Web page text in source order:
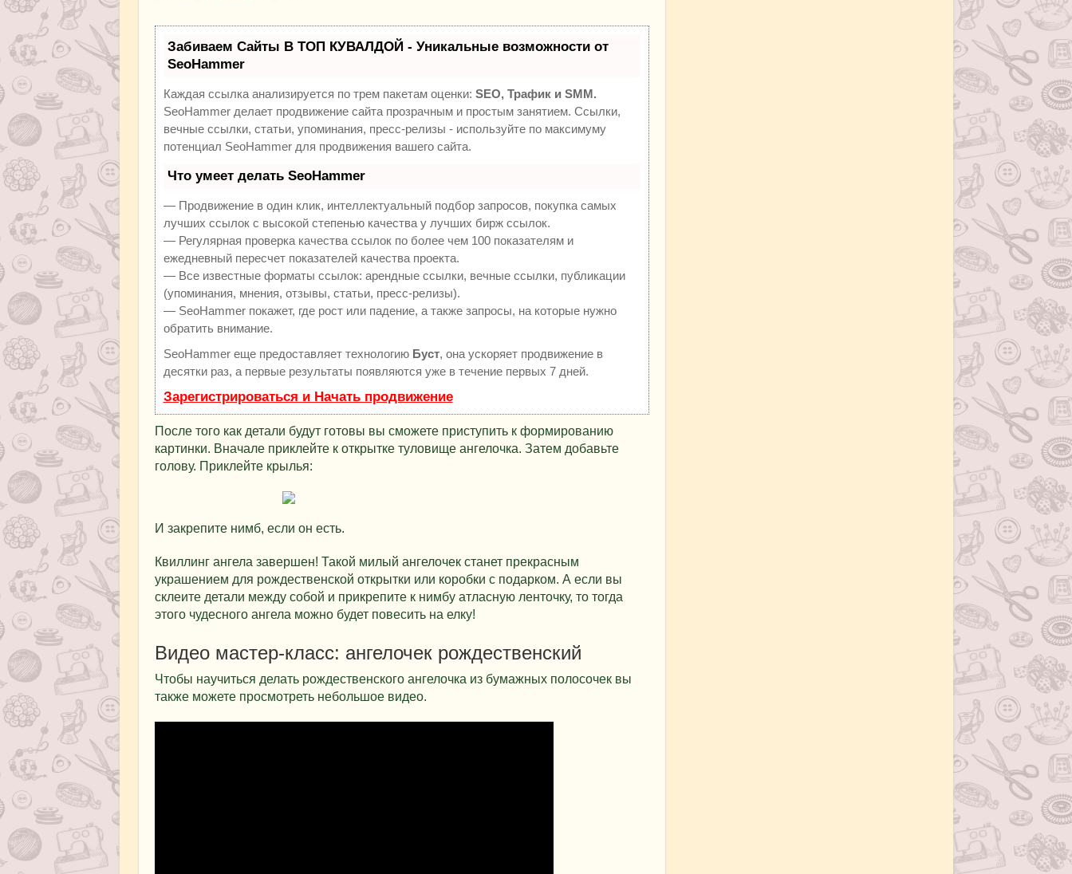
Забиваем Сайты В ТОП КУВАЛДОЙ - Уникальные возможности от
SeoHammer
Каждая ссылка анализируется по трем пакетам оценки: SEO, Трафик и SMM.
SeoHammer делает продвижение сайта прозрачным и простым занятием. Ссылки,
вечные ссылки, статьи, упоминания, пресс-релизы - используйте по максимуму
потенциал SeoHammer для продвижения вашего сайта.
Что умеет делать SeoHammer
— Продвижение в один клик, интеллектуальный подбор запросов, покупка самых
лучших ссылок с высокой степенью качества у лучших бирж ссылок.
— Регулярная проверка качества ссылок по более чем 100 показателям и
ежедневный пересчет показателей качества проекта.
— Все известные форматы ссылок: арендные ссылки, вечные ссылки, публикации
(упоминания, мнения, отзывы, статьи, пресс-релизы).
— SeoHammer покажет, где рост или падение, а также запросы, на которые нужно
обратить внимание.
SeoHammer еще предоставляет технологию Буст, она ускоряет продвижение в
десятки раз, а первые результаты появляются уже в течение первых 7 дней.
Зарегистрироваться и Начать продвижение
После того как детали будут готовы вы сможете приступить к формированию
картинки. Вначале приклейте к открытке туловище ангелочка. Затем добавьте
голову. Приклейте крылья:
И закрепите нимб, если он есть.
Квиллинг ангела завершен! Такой милый ангелочек станет прекрасным
украшением для рождественской открытки или коробки с подарком. А если вы
склеите детали между собой и прикрепите к нимбу атласную ленточку, то тогда
этого чудесного ангела можно будет повесить на елку!
Видео мастер-класс: ангелочек рождественский
Чтобы научиться делать рождественского ангелочка из бумажных полосочек вы
также можете просмотреть небольшое видео.